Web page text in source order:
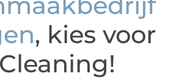
, kies voor